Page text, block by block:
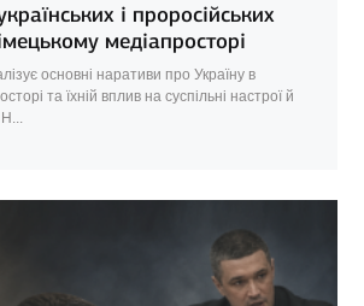
і проросійських
медіапросторі
основні наративи про Україну в
та їхній вплив на суспільні настрої й
Н...